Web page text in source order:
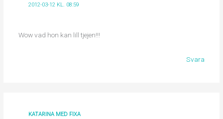
2012-03-12 KL. 08:59
Wow vad hon kan lill tjejen!!!
Svara
KATARINA MED FIXA